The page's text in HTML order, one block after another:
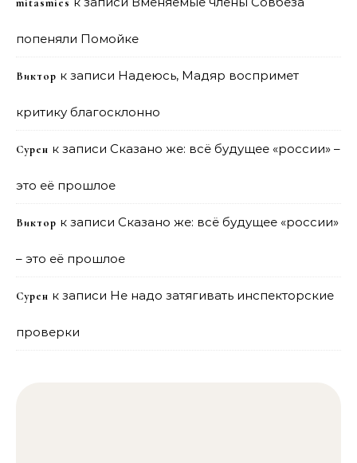
mitasmies
попеняли Помойке
Виктор к записи Надеюсь, Мадяр воспримет
критику благосклонно
Сурен к записи Сказано же: всё будущее «россии» –
это её прошлое
Виктор к записи Сказано же: всё будущее «россии»
– это её прошлое
Сурен к записи Не надо затягивать инспекторские
проверки